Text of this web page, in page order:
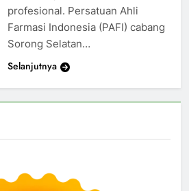
profesional. Persatuan Ahli
Farmasi Indonesia (PAFI) cabang
Sorong Selatan…
Selanjutnya